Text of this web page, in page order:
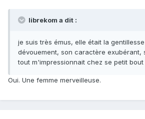
librekom a dit :
je suis très émus, elle était la
dévouement, son caractère
tout m'impressionnait chez se petit bout
Oui. Une femme merveilleuse.